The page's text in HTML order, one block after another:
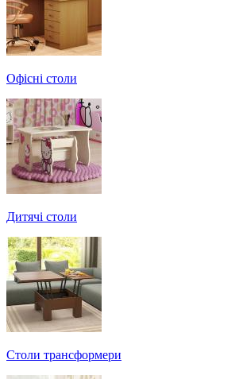
Офісні столи
Дитячі столи
Cтоли трансформери